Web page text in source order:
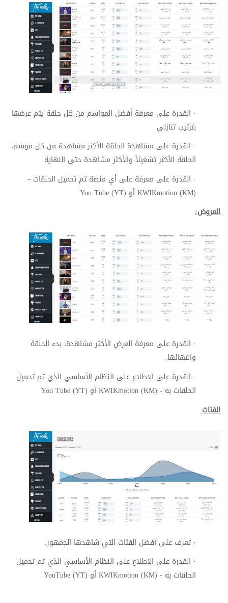
· القدرة على معرفة أفضل المواسم من كل حلقة يتم عرضها
بترتيب تنازلي
· القدرة على مشاهدة الحلقة الأكثر مشاهدة من كل موسم،
الحلقة الأكثر تشغيلاً والأكثر مشاهدة حتى النهاية
· القدرة على معرفة على أي منصة تم تحميل الحلقات -
KWIKmotion (KM)أو You Tube (YT)
العروض:
· القدرة على معرفة العرض الأكثر مشاهدة، بدء الحلقة
وانتهائها.
· القدرة على الاطلاع على النظام الأساسي الذي تم تحميل
الحلقات به - KWIKmotion (KM)أو You Tube (YT)
الفئات:
· تعرف على أفضل الفئات التي شاهدها الجمهور.
· القدرة على الاطلاع على النظام الأساسي الذي تم تحميل
الحلقات به - KWIKmotion (KM)أو YouTube (YT)